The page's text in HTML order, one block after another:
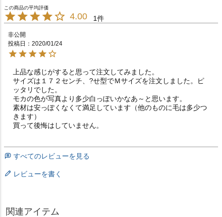
4.00 1
非公開
投稿日
2020/01/24
上品な感じがすると思って注文してみました。
サイズは１７２センチ、?せ型でＭサイズを注文しました。ピ
ッタリでした。
モカの色が写真より多少白っぽいかなあ～と思います。
素材は安っぽくなくて満足しています（他のものに毛は多少つ
きます）
すべてのレビューを見る
レビューを書く
関連アイテム